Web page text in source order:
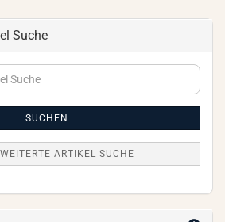
Suche
SUCHEN
ARTIKEL SUCHE